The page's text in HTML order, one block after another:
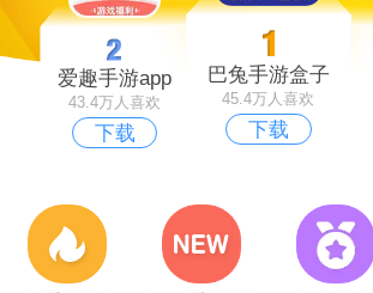
巴兔手游盒子
45.4万人喜欢
下载
爱趣手游app
43.4万人喜欢
下载